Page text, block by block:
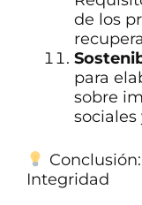
de los
para
sobre
sociales
Integridad